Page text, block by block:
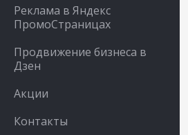
Реклама в Яндекс
ПромоСтраницах
Продвижение бизнеса в
Дзен
Акции
Контакты